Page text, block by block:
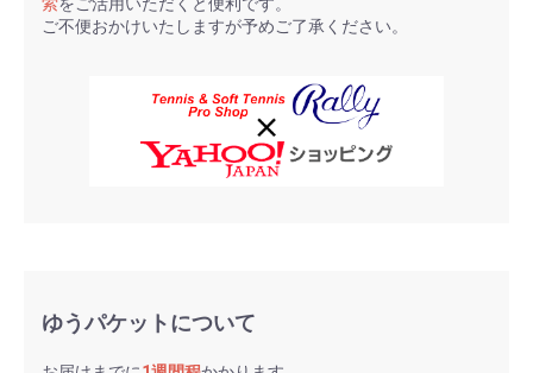
索をご活用いただくと便利です。
ご不便おかけいたしますが予めご了承ください。
ゆうパケットについて